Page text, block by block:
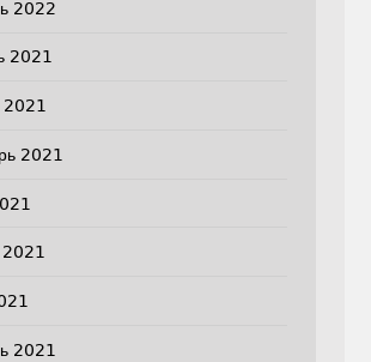
2022
2021
2021
2021
2021